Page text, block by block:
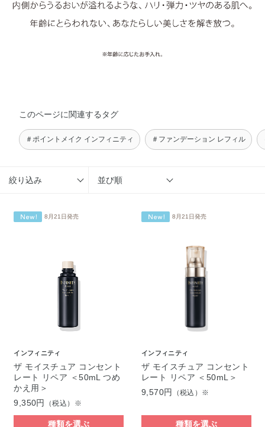
このページに関連するタグ
＃ポイントメイク インフィニティ ＃ファンデーション レフィル
絞り込み 並び順
8月21日発売
インフィニティ
ザ モイスチュア コンセント
レート リペア ＜50mL つめ
かえ用＞
9,350円
（税込）※
種類を選ぶ
8月21日発売
インフィニティ
ザ モイスチュア コンセント
レート リペア ＜50mL＞
9,570円
（税込）※
種類を選ぶ